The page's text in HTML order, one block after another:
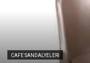
CAFE SANDALYELERI